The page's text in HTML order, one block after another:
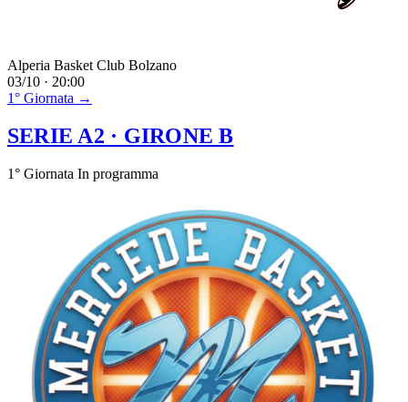
Alperia Basket Club Bolzano
03/10 · 20:00
1° Giornata →
SERIE A2 · GIRONE B
1° Giornata In programma